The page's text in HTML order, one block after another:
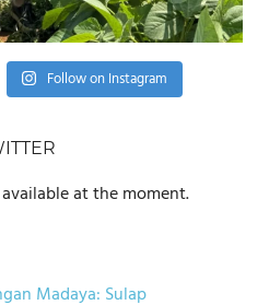
Follow on Instagram
at the moment.
Madaya: Sulap